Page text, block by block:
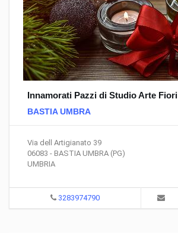
Innamorati Pazzi di Studio Arte Fiori
BASTIA UMBRA
Via dell Artigianato 39
06083 - BASTIA UMBRA (PG)
UMBRIA
3283974790